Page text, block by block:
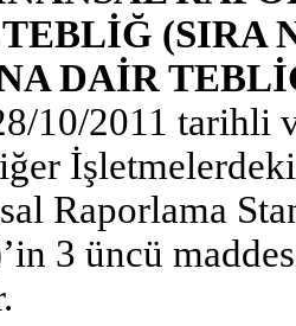
(SIRA
DAİR
10/2011 tarihli
Raporlama
3 üncü